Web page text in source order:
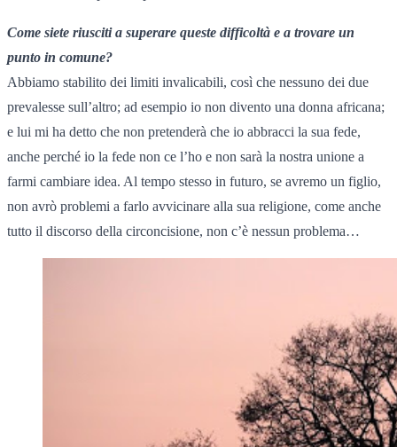
Come siete riusciti a superare queste difficoltà e a trovare un
punto in comune?
Abbiamo stabilito dei limiti invalicabili, così che nessuno dei due
prevalesse sull’altro; ad esempio io non divento una donna africana;
e lui mi ha detto che non pretenderà che io abbracci la sua fede,
anche perché io la fede non ce l’ho e non sarà la nostra unione a
farmi cambiare idea. Al tempo stesso in futuro, se avremo un figlio,
non avrò problemi a farlo avvicinare alla sua religione, come anche
tutto il discorso della circoncisione, non c’è nessun problema…